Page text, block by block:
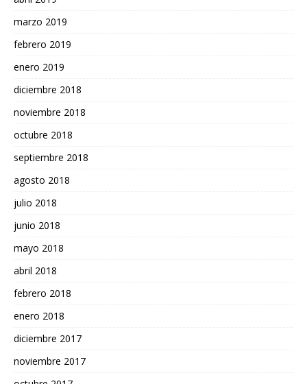
marzo 2019
febrero 2019
enero 2019
diciembre 2018
noviembre 2018
octubre 2018
septiembre 2018
agosto 2018
julio 2018
junio 2018
mayo 2018
abril 2018
febrero 2018
enero 2018
diciembre 2017
noviembre 2017